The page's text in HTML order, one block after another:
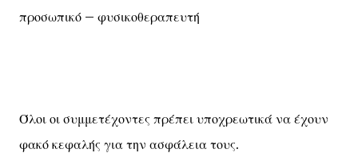
προσωπικό – φυσικοθεραπευτή
Όλοι οι συμμετέχοντες πρέπει υποχρεωτικά να έχουν
φακό κεφαλής για την ασφάλεια τους.